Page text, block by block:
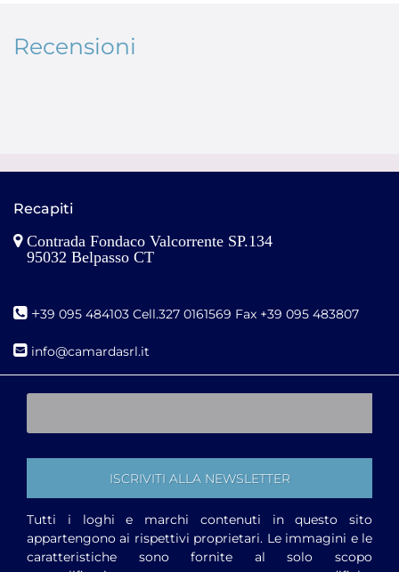
Recensioni
Recapiti
Contrada Fondaco Valcorrente SP.134
95032 Belpasso CT
+39 095 484103 Cell.327 0161569 Fax +39 095 483807
info@camardasrl.it
Tutti i loghi e marchi contenuti in questo sito
appartengono ai rispettivi proprietari. Le immagini e le
caratteristiche sono fornite al solo scopo